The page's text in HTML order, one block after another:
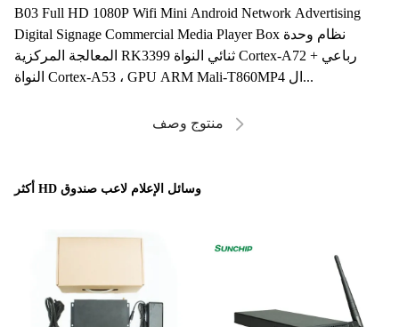
B03 Full HD 1080P Wifi Mini Android Network Advertising
Digital Signage Commercial Media Player Box نظام وحدة
المعالجة المركزية RK3399 ثنائي النواة Cortex-A72 + رباعي
النواة Cortex-A53 ، GPU ARM Mali-T860MP4 ال...
منتوج وصف
أكثر HD وسائل الإعلام لاعب صندوق